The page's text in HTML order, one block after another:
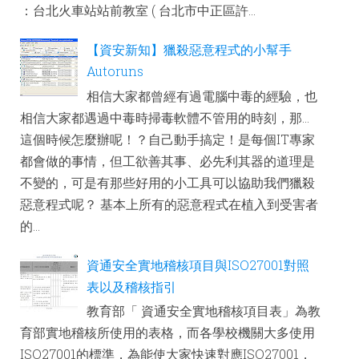
：台北火車站站前教室 ( 台北市中正區許...
【資安新知】獵殺惡意程式的小幫手
Autoruns
相信大家都曾經有過電腦中毒的經驗，也
相信大家都遇過中毒時掃毒軟體不管用的時刻，那...
這個時候怎麼辦呢！？自己動手搞定！是每個IT專家
都會做的事情，但工欲善其事、必先利其器的道理是
不變的，可是有那些好用的小工具可以協助我們獵殺
惡意程式呢？ 基本上所有的惡意程式在植入到受害者
的...
資通安全實地稽核項目與ISO27001對照
表以及稽核指引
教育部「 資通安全實地稽核項目表」為教
育部實地稽核所使用的表格，而各學校機關大多使用
ISO27001的標準，為能使大家快速對應ISO27001，